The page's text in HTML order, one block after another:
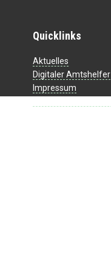
Quicklinks
Aktuelles
Digitaler Amtshelfer
Impressum